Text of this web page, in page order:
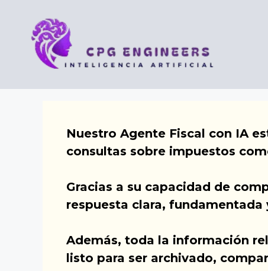
contenido
Nuestro Agente Fiscal con IA
consultas sobre impuestos
Gracias a su capacidad de
respuesta clara,
Además, toda la información
listo para ser archivado,